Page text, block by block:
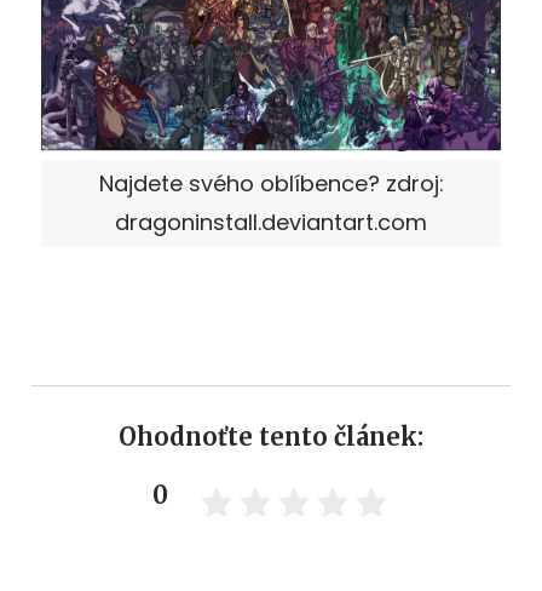
Najdete svého oblíbence? zdroj:
dragoninstall.deviantart.com
Ohodnoťte tento článek:
0